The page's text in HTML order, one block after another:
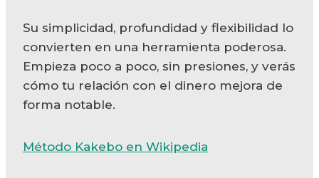
Su simplicidad, profundidad y flexibilidad lo
convierten en una herramienta poderosa.
Empieza poco a poco, sin presiones, y verás
cómo tu relación con el dinero mejora de
forma notable.
Método Kakebo en Wikipedia